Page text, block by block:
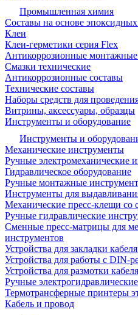
Промышленная химия
Составы на основе
Клеи
Клеи-герметики серия Flex
Антикоррозионные
Смазки технические
Антикоррозионные составы
Технические составы
Наборы средств для
Витрины, аксессуары, образцы
Инструменты и оборудование
Инструменты и
Механические инструменты
Ручные электромеханические
Гидравлическое оборудование
Ручные монтажные
Инструменты для
Механические пресс-клещи
Ручные гидравлические
Сменные пресс-матрицы для
инструментов
Устройства для закладки
Устройства для работы с DIN-
Устройства для размотки
Ручные
Термотрансферные принтеры
Кабель и провод